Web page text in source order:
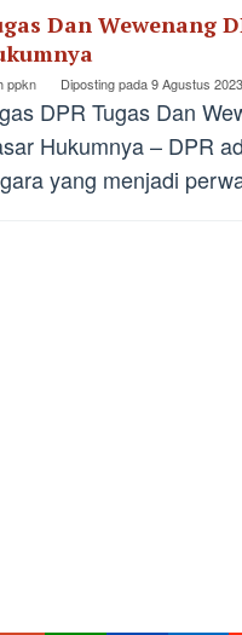
Dan Wewenang
ppkn Diposting pada9 Agustus 2023
DPR Tugas Dan
Hukumnya – DPR
yang menjadi